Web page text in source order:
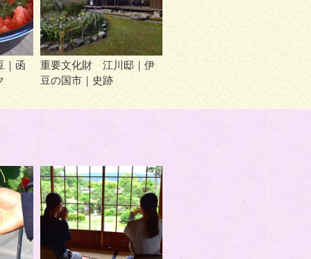
｜函
重要文化財 江川邸｜伊
豆の国市｜史跡